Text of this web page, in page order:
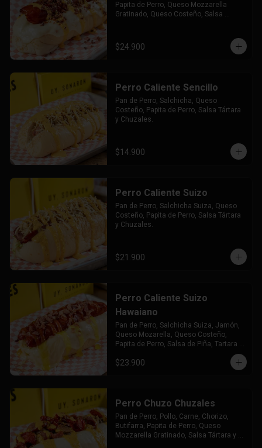
Papita de Perro, Queso Mozzarella
Gratinado, Queso Costeño, Salsa
$24.900
Perro Caliente Sencillo
Pan de Perro, Salchicha, Queso
Costeño, Papita de Perro, Salsa Tártara
y Chuzales.
$14.900
Perro Caliente Suizo
Pan de Perro, Salchicha Suiza, Queso
Costeño, Papita de Perro, Salsa Tártara
y Chuzales.
$21.900
Perro Caliente Suizo
Hawaiano
Pan de Perro, Salchicha Suiza, Jamón,
Queso Mozarella, Queso Costeño,
Papita de Perro, Salsa de Piña, Tartara y
$23.900
Perro Chuzo Chuzales
Pan de Perro, Pollo, Carne, Chorizo,
Butifarra, Papita de Perro, Queso
Mozzarella Gratinado, Salsa Tártara y